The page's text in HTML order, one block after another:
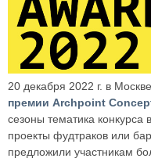
20 декабря 2022 г. в
премии Archpoint
сезоны тематика конкурса
проекты фудтраков или
предложили участникам